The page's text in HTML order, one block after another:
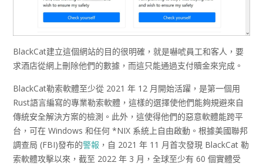
BlackCat建立這個網站的目的很明確，就是嚇唬員工和客人，要
求酒店從網上刪除他們的數據，而這只能通過支付贖金來完成。
BlackCat勒索軟體至少從 2021 年 12 月開始活躍，是第一個用
Rust語言編寫的專業勒索軟體，這樣的選擇使他們能夠規避來自
傳統安全解決方案的檢測。此外，這使得他們的惡意軟體能跨平
台，可在 Windows 和任何 *NIX 系統上自由啟動。根據美國聯邦
調查局 (FBI)發布的警報 ，自 2021 年 11 月首次發現 BlackCat 勒
索軟體攻擊以來，截至 2022 年 3 月，全球至少有 60 個實體受